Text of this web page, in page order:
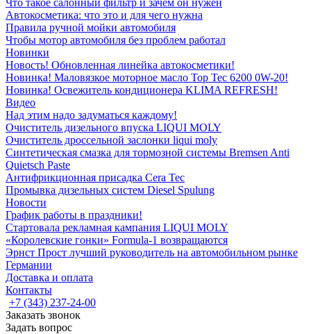
Что такое салонный фильтр и зачем он нужен
Автокосметика: что это и для чего нужна
Правила ручной мойки автомобиля
Чтобы мотор автомобиля без проблем работал
Новинки
Новость! Обновленная линейка автокосметики!
Новинка! Маловязкое моторное масло Top Tec 6200 0W-20!
Новинка! Освежитель кондиционера KLIMA REFRESH!
Видео
Над этим надо задуматься каждому!
Очиститель дизельного впуска LIQUI MOLY
Очиститель дроссельной заслонки liqui moly
Синтетическая смазка для тормозной системы Bremsen Anti
Quietsch Paste
Антифрикционная присадка Cera Tec
Промывка дизельных систем Diesel Spulung
Новости
График работы в праздники!
Стартовала рекламная кампания LIQUI MOLY
«Королевские гонки» Formula-1 возвращаются
Эрнст Прост лучший руководитель на автомобильном рынке
Германии
Доставка и оплата
Контакты
+7 (343) 237-24-00
Заказать звонок
Задать вопрос